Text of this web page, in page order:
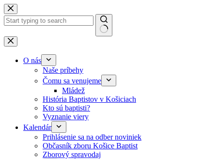
Skip to content
No results
O nás
Naše príbehy
Čomu sa venujeme
Mládež
História Baptistov v Košiciach
Kto sú baptisti?
Vyznanie viery
Kalendár
Prihlásenie sa na odber noviniek
Občasník zboru Košice Baptist
Zborový spravodaj